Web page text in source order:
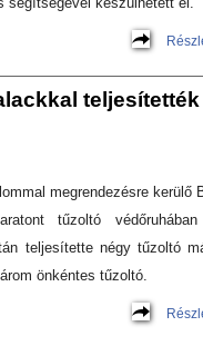
teljesítették
megrendezésre kerülő
tűzoltó
teljesítette négy tűzoltó
önkéntes tűzoltó.